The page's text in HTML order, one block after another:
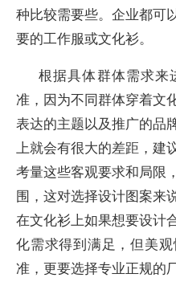
种比较需要些。企业都可
要的工作服或文化衫。
根据具体群体需求来
准，因为不同群体穿着文
表达的主题以及推广的品
上就会有很大的差距，建
考量这些客观要求和局限
围，这对选择设计图案来
在文化衫上如果想要设计
化需求得到满足，但美
准，更要选择专业正规的